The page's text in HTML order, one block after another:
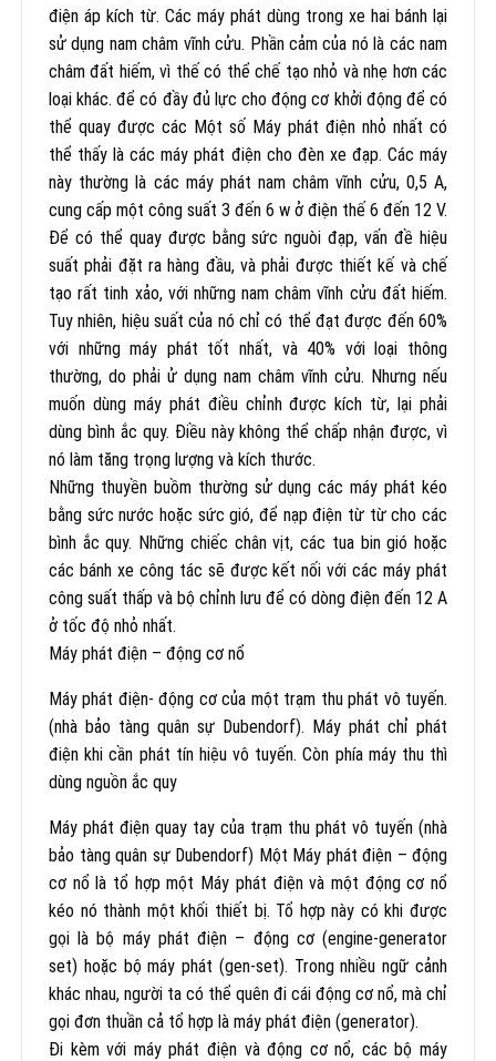
điện áp kích từ. Các máy phát dùng trong xe hai bánh lại
sử dụng nam châm vĩnh cửu. Phần cảm của nó là các nam
châm đất hiếm, vì thế có thể chế tạo nhỏ và nhẹ hơn các
loại khác. để có đầy đủ lực cho động cơ khởi động để có
thể quay được các Một số Máy phát điện nhỏ nhất có
thể thấy là các máy phát điện cho đèn xe đạp. Các máy
này thường là các máy phát nam châm vĩnh cửu, 0,5 A,
cung cấp một công suất 3 đến 6 w ở điện thế 6 đến 12 V.
Để có thể quay được bằng sức nguòi đạp, vấn đề hiệu
suất phải đặt ra hàng đầu, và phải được thiết kế và chế
tạo rất tinh xảo, với những nam châm vĩnh cửu đất hiếm.
Tuy nhiên, hiệu suất của nó chỉ có thể đạt được đến 60%
với những máy phát tốt nhất, và 40% với loại thông
thường, do phải ử dụng nam châm vĩnh cửu. Nhưng nếu
muốn dùng máy phát điều chỉnh được kích từ, lại phải
dùng bình ắc quy. Điều này không thể chấp nhận được, vì
nó làm tăng trọng lượng và kích thước.
Những thuyền buồm thường sử dụng các máy phát kéo
bằng sức nước hoặc sức gió, để nạp điện từ từ cho các
bình ắc quy. Những chiếc chân vịt, các tua bin gió hoặc
các bánh xe công tác sẽ được kết nối với các máy phát
công suất thấp và bộ chỉnh lưu để có dòng điện đến 12 A
ở tốc độ nhỏ nhất.
Máy phát điện – động cơ nổ
Máy phát điện- động cơ của một trạm thu phát vô tuyến.
(nhà bảo tàng quân sự Dubendorf). Máy phát chỉ phát
điện khi cần phát tín hiệu vô tuyến. Còn phía máy thu thì
dùng nguồn ắc quy
Máy phát điện quay tay của trạm thu phát vô tuyến (nhà
bảo tàng quân sự Dubendorf) Một Máy phát điện – động
cơ nổ là tổ hợp một Máy phát điện và một động cơ nổ
kéo nó thành một khối thiết bị. Tổ hợp này có khi được
gọi là bộ máy phát điện – động cơ (engine-generator
set) hoặc bộ máy phát (gen-set). Trong nhiều ngữ cảnh
khác nhau, người ta có thể quên đi cái động cơ nổ, mà chỉ
gọi đơn thuần cả tổ hợp là máy phát điện (generator).
Đi kèm với máy phát điện và động cơ nổ, các bộ máy